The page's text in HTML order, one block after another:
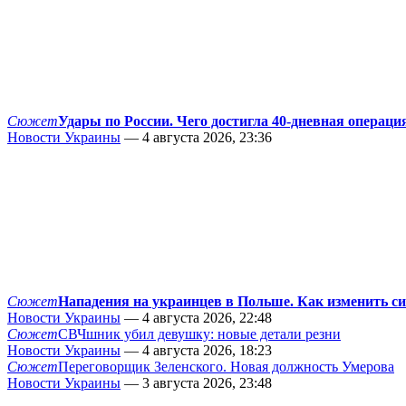
СюжетУдары по России. Чего достигла 40-дневная
Новости Украины — 4 августа 2026, 23:36
СюжетНападения на украинцев в Польше. Как изменить
Новости Украины — 4 августа 2026, 22:48
СюжетСВЧшник убил девушку: новые детали резни
Новости Украины — 4 августа 2026, 18:23
СюжетПереговорщик Зеленского. Новая должность Умерова
Новости Украины — 3 августа 2026, 23:48